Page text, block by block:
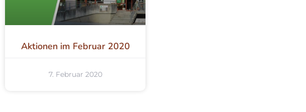
Aktionen im Februar 2020
7. Februar 2020